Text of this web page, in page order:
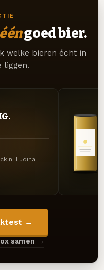
ééngoed bier.
welke bieren écht in
liggen.
Ludina
→
samen →